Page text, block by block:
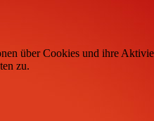
über Cookies und ihre
zu.